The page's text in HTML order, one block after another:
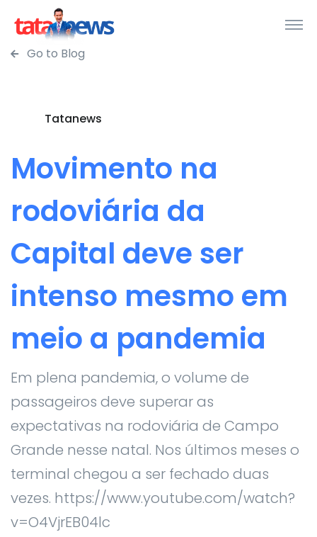
Go to Blog
Tatanews
Movimento na
rodoviária da
Capital deve ser
intenso mesmo em
meio a pandemia
Em plena pandemia, o volume de
passageiros deve superar as
expectativas na rodoviária de Campo
Grande nesse natal. Nos últimos meses o
terminal chegou a ser fechado duas
vezes. https://www.youtube.com/watch?
v=O4VjrEB04lc